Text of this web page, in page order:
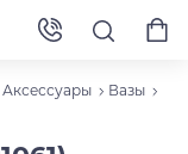
Аксессуары
Вазы